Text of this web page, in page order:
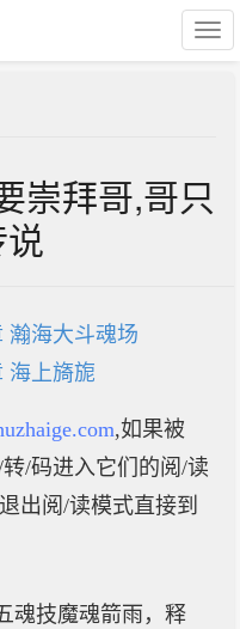
崇拜哥,哥只
瀚海大斗魂场
海上旖旎
,如果被
/码进入它们的阅/读
出阅/读模式直接到
魂技魔魂箭雨，释